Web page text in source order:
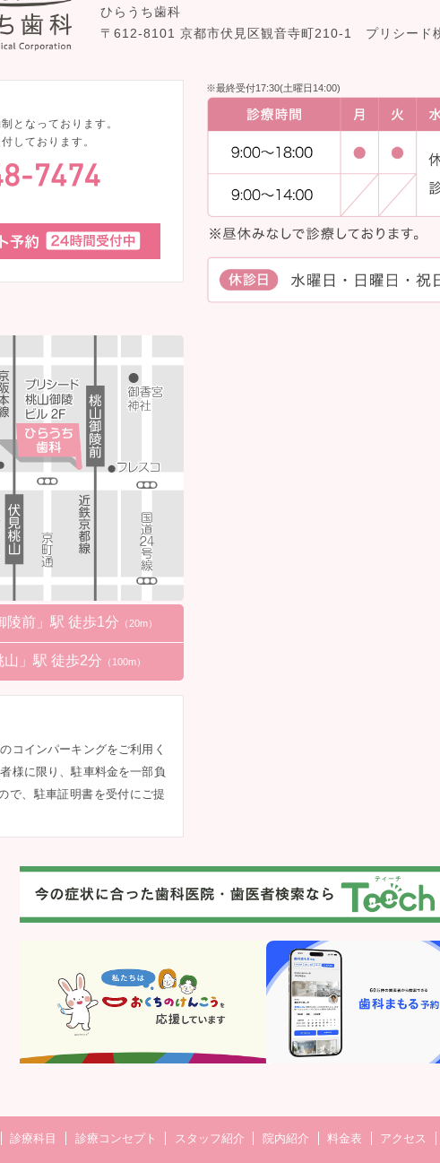
ひらうち歯科
〒612-8101 京都市伏見区観音寺町210-1 プリシード
となっております。
しております。
※最終受付17:30(土曜日14:00)
陵前」駅 徒歩1分 （20m）
」駅 徒歩2分 （100m）
コインパーキングをご利用く
様に限り、駐車料金を一部負
で、駐車証明書を受付にご提
診療科目 診療コンセプト スタッフ紹介 院内紹介 料⾦表 アクセス